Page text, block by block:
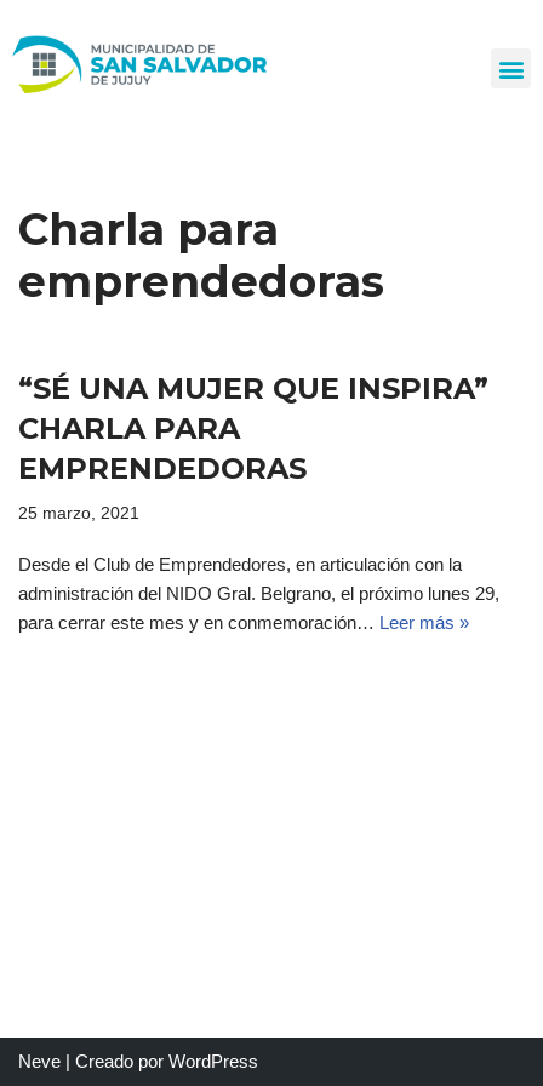
al
Charla para
emprendedoras
“SÉ UNA MUJER QUE INSPIRA”
CHARLA PARA
EMPRENDEDORAS
25 marzo, 2021
Desde el Club de Emprendedores, en articulación con la
administración del NIDO Gral. Belgrano, el próximo lunes 29,
para cerrar este mes y en conmemoración… Leer más »
Neve | Creado por WordPress